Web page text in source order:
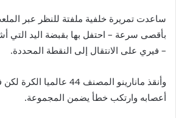
ساعدت تمريرة خلفية ملفتة للنظر عبر
بأقصى سرعة – احتفل بها بقبضة اليد التي
– فيري على الانتقال إلى النقطة المحددة.
وأنقذ مانارينو المصنف 44
أعصابه وارتكب خطأ يضمن المجموعة.